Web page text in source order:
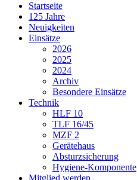
Startseite
125 Jahre
Neuigkeiten
Einsätze
2026
2025
2024
Archiv
Besondere Einsätze
Technik
HLF 10
TLF 16/45
MZF 2
Gerätehaus
Absturzsicherung
Hygiene-Komponente
Mitglied werden